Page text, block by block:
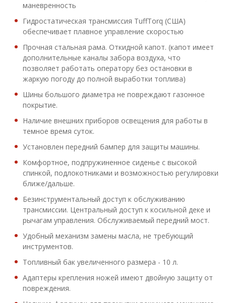
маневренность
Гидростатическая трансмиссия TuffTorq (США)
обеспечивает плавное управление скоростью
Прочная стальная рама. Откидной капот. (капот имеет
дополнительные каналы забора воздуха, что
позволяет работать оператору без остановки в
жаркую погоду до полной выработки топлива)
Шины большого диаметра не повреждают газонное
покрытие.
Наличие внешних приборов освещения для работы в
темное время суток.
Установлен передний бампер для защиты машины.
Комфортное, подпружиненное сиденье с высокой
спинкой, подлокотниками и возможностью регулировки
ближе/дальше.
Безинструментальный доступ к обслуживанию
трансмиссии. Центральный доступ к косильной деке и
рычагам управления. Обслуживаемый передний мост.
Удобный механизм замены масла, не требующий
инструментов.
Топливный бак увеличенного размера - 10 л.
Адаптеры крепления ножей имеют двойную защиту от
повреждения.